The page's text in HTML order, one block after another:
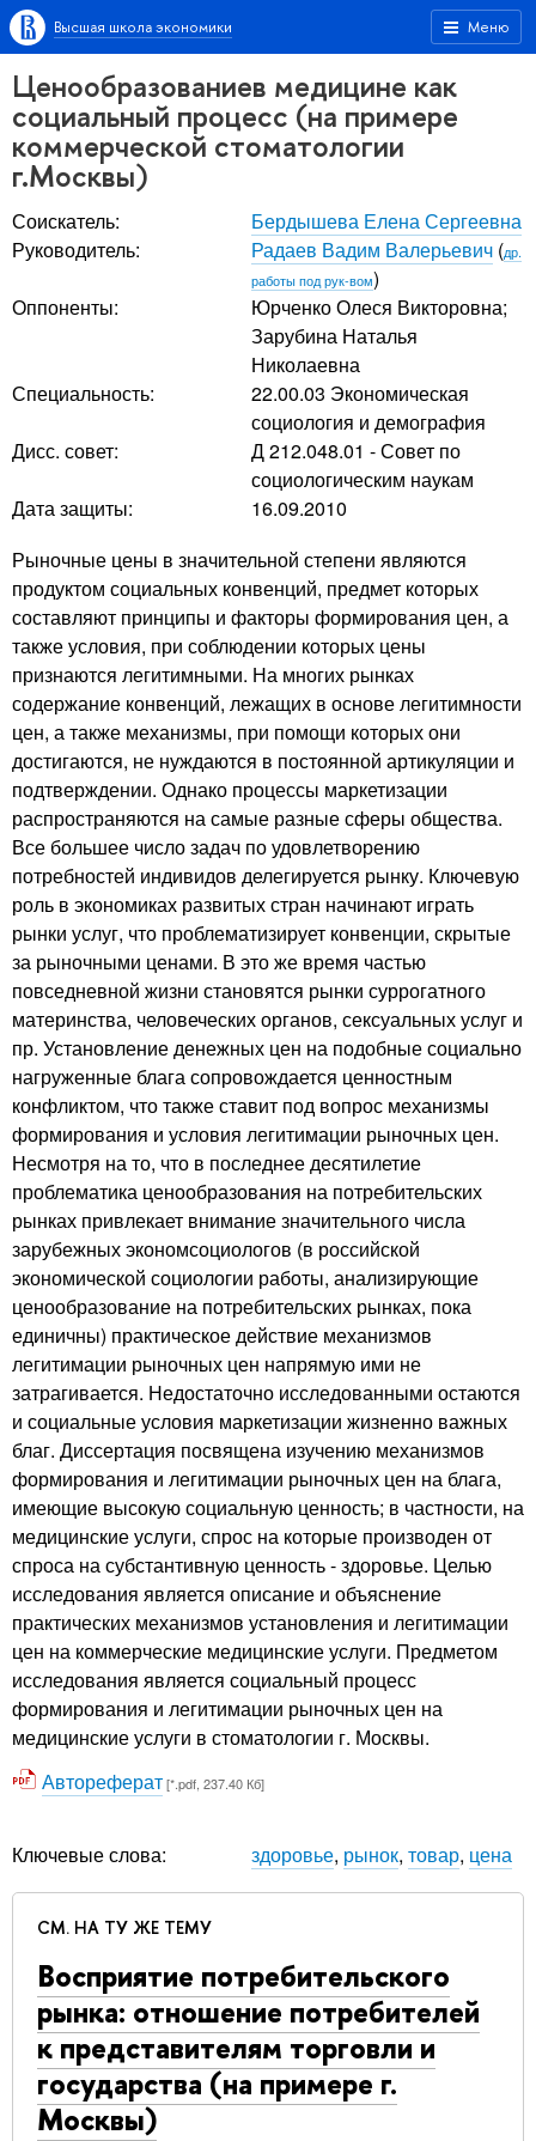
Меню
Высшая школа экономики
Ценообразованиев медицине как
социальный процесс (на примере
коммерческой стоматологии
г.Москвы)
Соискатель:
Бердышева Елена Сергеевна
Руководитель:
Радаев Вадим Валерьевич (др.
работы под рук-вом)
Оппоненты:
Юрченко Олеся Викторовна;
Зарубина Наталья
Николаевна
Специальность:
22.00.03 Экономическая
социология и демография
Дисс. совет:
Д 212.048.01 - Совет по
социологическим наукам
Дата защиты:
16.09.2010
Рыночные цены в значительной степени являются
продуктом социальных конвенций, предмет которых
составляют принципы и факторы формирования цен, а
также условия, при соблюдении которых цены
признаются легитимными. На многих рынках
содержание конвенций, лежащих в основе легитимности
цен, а также механизмы, при помощи которых они
достигаются, не нуждаются в постоянной артикуляции и
подтверждении. Однако процессы маркетизации
распространяются на самые разные сферы общества.
Все большее число задач по удовлетворению
потребностей индивидов делегируется рынку. Ключевую
роль в экономиках развитых стран начинают играть
рынки услуг, что проблематизирует конвенции, скрытые
за рыночными ценами. В это же время частью
повседневной жизни становятся рынки суррогатного
материнства, человеческих органов, сексуальных услуг и
пр. Установление денежных цен на подобные социально
нагруженные блага сопровождается ценностным
конфликтом, что также ставит под вопрос механизмы
формирования и условия легитимации рыночных цен.
Несмотря на то, что в последнее десятилетие
проблематика ценообразования на потребительских
рынках привлекает внимание значительного числа
зарубежных экономсоциологов (в российской
экономической социологии работы, анализирующие
ценообразование на потребительских рынках, пока
единичны) практическое действие механизмов
легитимации рыночных цен напрямую ими не
затрагивается. Недостаточно исследованными остаются
и социальные условия маркетизации жизненно важных
благ. Диссертация посвящена изучению механизмов
формирования и легитимации рыночных цен на блага,
имеющие высокую социальную ценность; в частности, на
медицинские услуги, спрос на которые производен от
спроса на субстантивную ценность - здоровье. Целью
исследования является описание и объяснение
практических механизмов установления и легитимации
цен на коммерческие медицинские услуги. Предметом
исследования является социальный процесс
формирования и легитимации рыночных цен на
медицинские услуги в стоматологии г. Москвы.
Автореферат[*.pdf, 237.40 Кб]
Ключевые слова: здоровье, рынок, товар, цена
СМ. НА ТУ ЖЕ ТЕМУ
Восприятие потребительского
рынка: отношение потребителей
к представителям торговли и
государства (на примере г.
Москвы)